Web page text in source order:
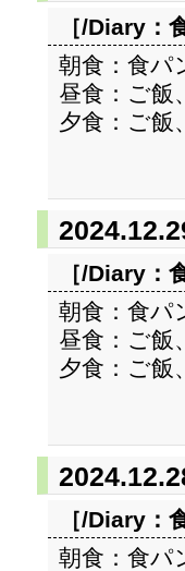
［/Diary：
朝食：食パ
昼食：ご飯
夕食：ご飯
［/Diary：
朝食：食パ
昼食：ご飯
夕食：ご飯
［/Diary：
朝食：食パ